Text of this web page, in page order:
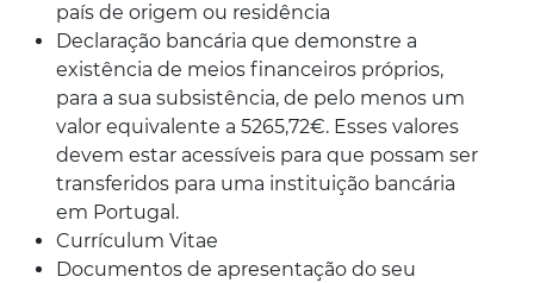
país de origem ou residência
Declaração bancária que demonstre a
existência de meios financeiros próprios,
para a sua subsistência, de pelo menos um
valor equivalente a 5265,72€. Esses valores
devem estar acessíveis para que possam ser
transferidos para uma instituição bancária
em Portugal.
Currículum Vitae
Documentos de apresentação do seu